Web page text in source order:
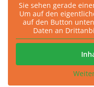
Sie sehen gerade
Um auf den
auf den Button
Daten an